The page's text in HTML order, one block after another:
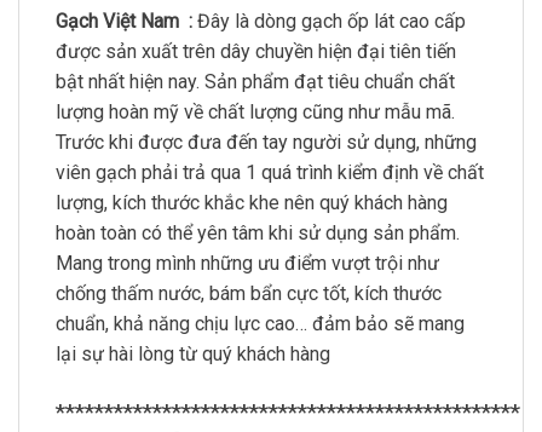
Gạch Việt Nam : Đây là dòng gạch ốp lát cao cấp
được sản xuất trên dây chuyền hiện đại tiên tiến
bật nhất hiện nay. Sản phẩm đạt tiêu chuẩn chất
lượng hoàn mỹ về chất lượng cũng như mẫu mã.
Trước khi được đưa đến tay người sử dụng, những
viên gạch phải trả qua 1 quá trình kiểm định về chất
lượng, kích thước khắc khe nên quý khách hàng
hoàn toàn có thể yên tâm khi sử dụng sản phẩm.
Mang trong mình những ưu điểm vượt trội như
chống thấm nước, bám bẩn cực tốt, kích thước
chuẩn, khả năng chịu lực cao… đảm bảo sẽ mang
lại sự hài lòng từ quý khách hàng
************************************************